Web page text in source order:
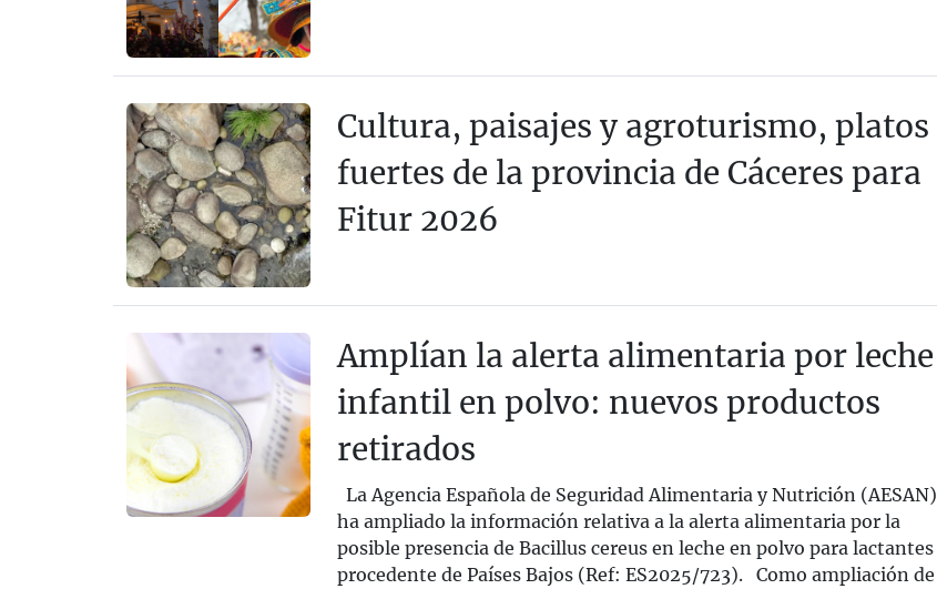
Cultura, paisajes y agroturismo, platos
fuertes de la provincia de Cáceres para
Fitur 2026
Amplían la alerta alimentaria por leche
infantil en polvo: nuevos productos
retirados
La Agencia Española de Seguridad Alimentaria y Nutrición (AESAN)
ha ampliado la información relativa a la alerta alimentaria por la
posible presencia de Bacillus cereus en leche en polvo para lactantes
procedente de Países Bajos (Ref: ES2025/723). Como ampliación de